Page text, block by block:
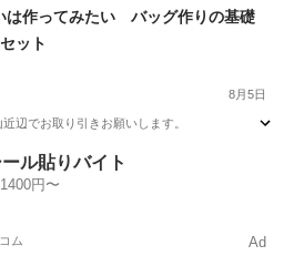
キャリア、ラック ヤキマ
は作ってみたい バッグ作りの基礎
ット
8月5日
辺でお取り引きお願いします。
雑誌 近辺
ル貼りバイト
円〜
ム Ad